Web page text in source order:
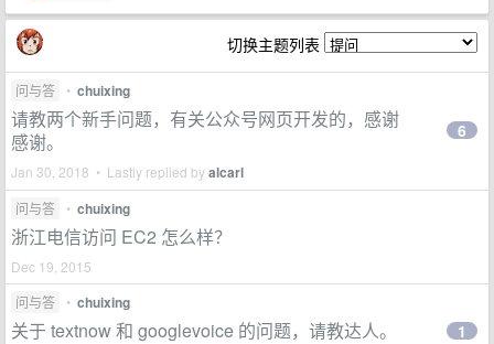
切换主题列表
问与答 • chuixing
请教两个新手问题，有关公众号网页开发的，感谢
感谢。
Jan 30, 2018 • Lastly replied byalcarl
6
问与答 • chuixing
浙江电信访问 EC2 怎么样？
Dec 19, 2015
问与答
• chuixing
关于 textnow 和 googlevoice 的问题，请教达人。 1